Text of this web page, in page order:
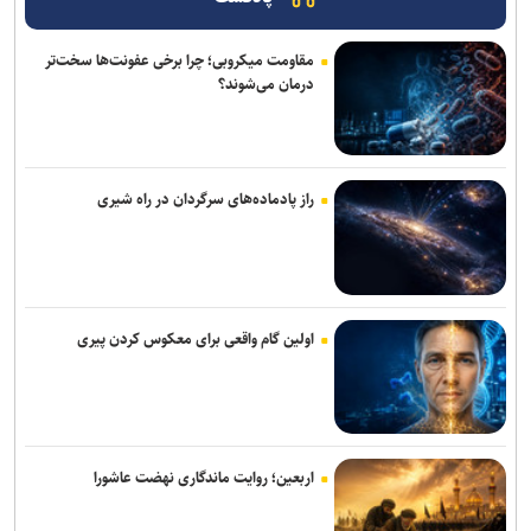
ثبت رکورد ۱۰ هزار جایگزینی موفق/ بهینه‌سازی انرژی با مشارکت همگانی
محقق شد
کشور/صرفه اقتصادی ۴ برابری بهینه‌سازی نسبت به نیروگاه‌سازی
سامانه جامع پایش آب و برق کشور راه اندازی می‌شود
ورود بیش از ۳۳۰۰ زائر افغانستانی از مرز دوغارون به ایران
تکنولوژیک در معادن ایران
پیش بینی رگبار و رعدوبرق در ارتفاعات شمال کشور/ تداوم وزش باد
شدید و گردوخاک در شرق
صنعت انرژی در مسیربازآفرینی/ ناترازی انرژی از بحران مقطعی تا ضرورت
جراحی حکمرانی
مقاومت میکروبی؛ چرا برخی عفونت‌ها سخت‌تر
درمان می‌شوند؟
راز پادماده‌های سرگردان در راه شیری
اولین گام واقعی برای معکوس کردن پیری
اربعین؛ روایت ماندگاری نهضت عاشورا